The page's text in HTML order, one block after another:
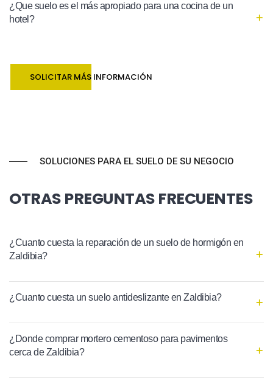
¿Que suelo es el más apropiado para una cocina de un
hotel?
SOLICITAR MÁS INFORMACIÓN
SOLUCIONES PARA EL SUELO DE SU NEGOCIO
OTRAS PREGUNTAS FRECUENTES
¿Cuanto cuesta la reparación de un suelo de hormigón en
Zaldibia?
¿Cuanto cuesta un suelo antideslizante en Zaldibia?
¿Donde comprar mortero cementoso para pavimentos
cerca de Zaldibia?